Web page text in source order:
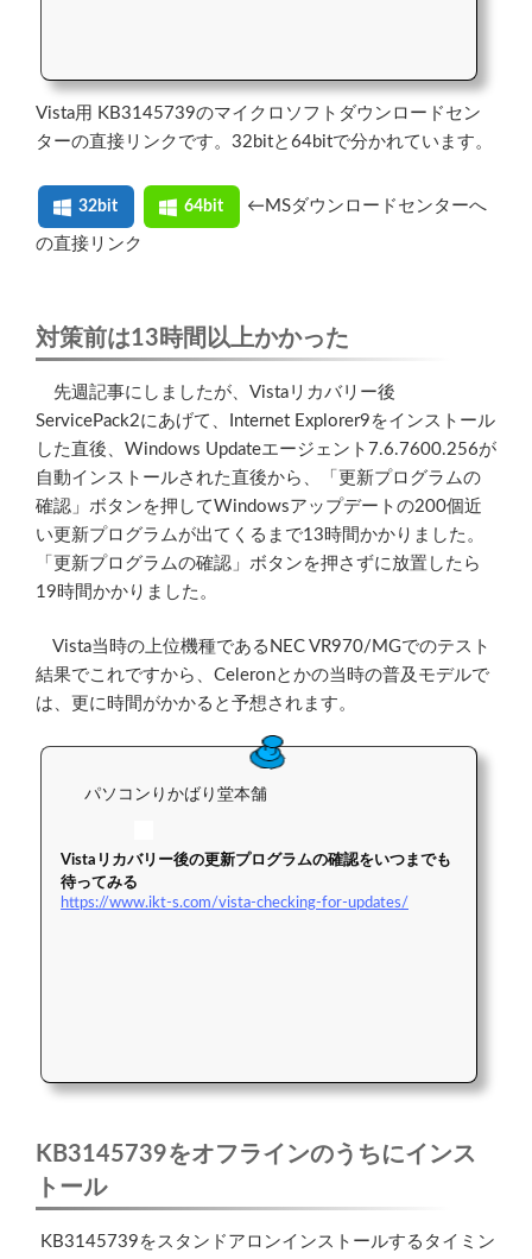
Vista用 KB3145739のマイクロソフトダウンロードセン
ターの直接リンクです。32bitと64bitで分かれています。
32bit 64bit ←MSダウンロードセンターへ
の直接リンク
対策前は13時間以上かかった
先週記事にしましたが、Vistaリカバリー後
ServicePack2にあげて、Internet Explorer9をインストール
した直後、Windows Updateエージェント7.6.7600.256が
自動インストールされた直後から、「更新プログラムの
確認」ボタンを押してWindowsアップデートの200個近
い更新プログラムが出てくるまで13時間かかりました。
「更新プログラムの確認」ボタンを押さずに放置したら
19時間かかりました。
Vista当時の上位機種であるNEC VR970/MGでのテスト
結果でこれですから、Celeronとかの当時の普及モデルで
は、更に時間がかかると予想されます。
パソコンりかばり堂本舗
Vistaリカバリー後の更新プログラムの確認をいつまでも
待ってみる
https://www.ikt-s.com/vista-checking-for-updates/
KB3145739をオフラインのうちにインス
トール
KB3145739をスタンドアロンインストールするタイミン